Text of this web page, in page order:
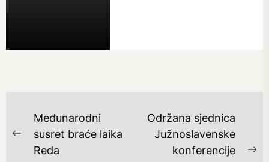
NAVIGACIJA
OBJAVA
Previous
post:
Međunarodni
susret braće laika
Reda
Održana sjednica
Južnoslavenske
konferencije